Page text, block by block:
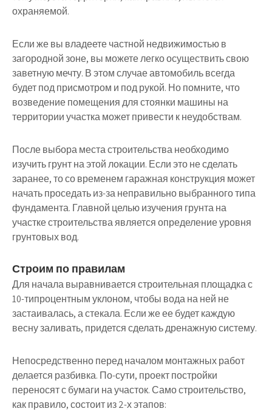
охраняемой.
Если же вы владеете частной недвижимостью в
загородной зоне, вы можете легко осуществить свою
заветную мечту. В этом случае автомобиль всегда
будет под присмотром и под рукой. Но помните, что
возведение помещения для стоянки машины на
территории участка может привести к неудобствам.
После выбора места строительства необходимо
изучить грунт на этой локации. Если это не сделать
заранее, то со временем гаражная конструкция может
начать проседать из-за неправильно выбранного типа
фундамента. Главной целью изучения грунта на
участке строительства является определение уровня
грунтовых вод.
Строим по правилам
Для начала выравнивается строительная площадка с
10-типроцентным уклоном, чтобы вода на ней не
застаивалась, а стекала. Если же ее будет каждую
весну заливать, придется сделать дренажную систему.
Непосредственно перед началом монтажных работ
делается разбивка. По-сути, проект постройки
переносят с бумаги на участок. Само строительство,
как правило, состоит из 2-х этапов: